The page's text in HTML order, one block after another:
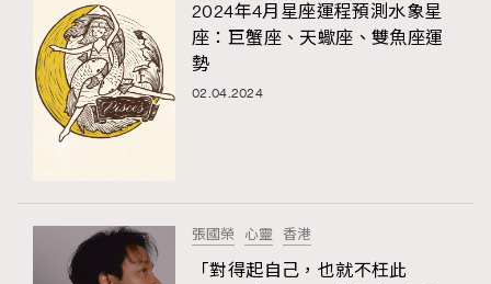
2024年4月星座運程預測水象星
座：巨蟹座、天蠍座、雙魚座運
勢
02.04.2024
張國榮 心靈 香港
「對得起自己，也就不枉此